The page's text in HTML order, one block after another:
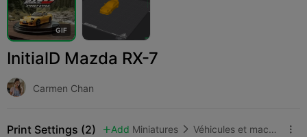
GIF
InitialD Mazda RX-7
Carmen Chan
Print Settings (2)  Add Miniatures  Véhicules et machines 